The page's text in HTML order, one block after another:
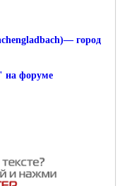
город
на форуме